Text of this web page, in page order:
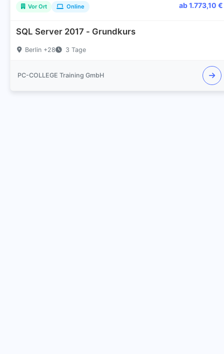
Vor Ort Online ab 1.773,10 €
SQL Server 2017 - Grundkurs
Berlin +28 3 Tage
PC-COLLEGE Training GmbH